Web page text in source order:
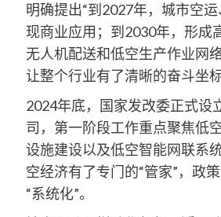
明确提出“到2027年，城市空
现商业应用；到2030年，形成
无人机配送和低空生产作业网
让整个行业有了清晰的奋斗坐标
2024年底，国家发改委正式设
司，第一阶段工作重点聚焦低
设施建设以及低空智能网联系
空经济有了专门的“管家”，政
“系统化”。